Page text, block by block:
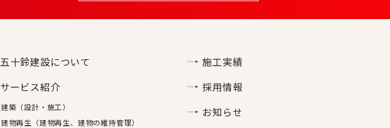
五十鈴建設について
サービス紹介
建築（設計・施工）
建物再生（建物再生、建物の維持管理）
施工実績
採用情報
お知らせ